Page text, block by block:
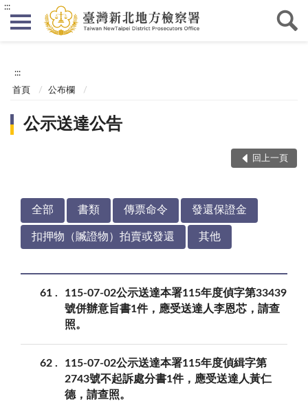
:::
:::
首頁 公布欄
公示送達公告
回上一頁
全部 書類 傳票命令 發還保證金
扣押物（贓證物）拍賣或發還 其他
61
115-07-02公示送達本署115年度偵字第33439
號併辦意旨書1件，應受送達人李恩芯，請查
照。
62
115-07-02公示送達本署115年度偵緝字第
2743號不起訴處分書1件，應受送達人黃仁
德，請查照。